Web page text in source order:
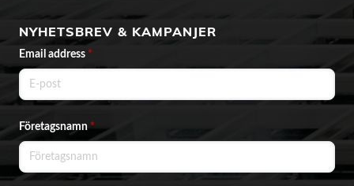
NYHETSBREV & KAMPANJER
Email address *
Företagsnamn*